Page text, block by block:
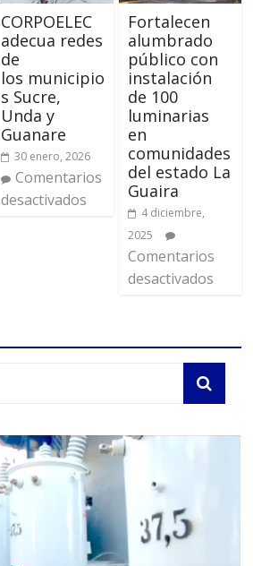
CORPOELEC
adecua redes
de
los municipio
s Sucre,
Unda y
Guanare
30 enero, 2026
Comentarios
desactivados
Fortalecen
alumbrado
público con
instalación
de 100
luminarias
en
comunidades
del estado La
Guaira
4 diciembre,
2025
Comentarios
desactivados